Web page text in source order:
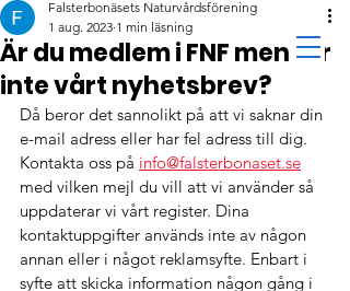
Är du medlem i FNF men får
inte vårt nyhetsbrev?
Falsterbonäsets Naturvårdsförening
1 aug. 2023 1 min läsning
Då beror det sannolikt på att vi saknar din
e-mail adress eller har fel adress till dig.
Kontakta oss på info@falsterbonaset.se
med vilken mejl du vill att vi använder så
uppdaterar vi vårt register. Dina
kontaktuppgifter används inte av någon
annan eller i något reklamsyfte. Enbart i
syfte att skicka information någon gång i